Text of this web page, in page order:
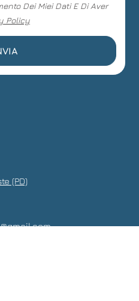
(PD)
Dei Miei Dati E Di Aver
Policy